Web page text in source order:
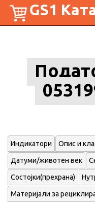
GS1
Индикатори Опис и
Датуми/животен век
Состојки(прехрана)
Материјали за